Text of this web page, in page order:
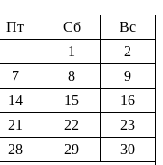
Пт Сб
Вс
1
2
7 8
9
14 15
16
21 22
23
28 29
30